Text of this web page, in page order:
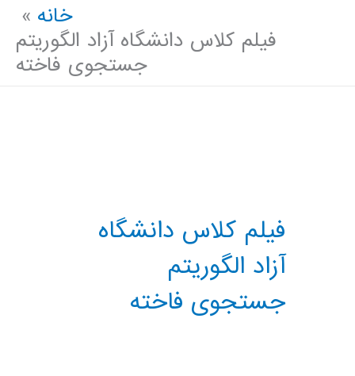
خانه
فیلم کلاس دانشگاه آزاد الگوریتم
جستجوی فاخته
فیلم کلاس دانشگاه
آزاد الگوریتم
جستجوی فاخته